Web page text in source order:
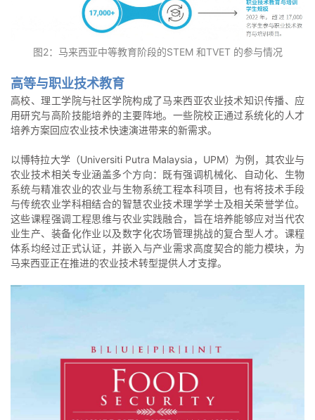
图2：马来西亚中等教育阶段的STEM 和TVET 的参与情况
高等与职业技术教育
高校、理工学院与社区学院构成了马来西亚农业技术知识传播、应
用研究与高阶技能培养的主要阵地。一些院校正通过系统化的人才
培养方案回应农业技术快速演进带来的新需求。
以博特拉大学（Universiti Putra Malaysia，UPM）为例，其农业与
农业技术相关专业涵盖多个方向：既有强调机械化、自动化、生物
系统与精准农业的农业与生物系统工程本科项目，也有将技术手段
与传统农业学科相结合的智慧农业技术理学学士及相关荣誉学位。
这些课程强调工程思维与农业实践融合，旨在培养能够应对当代农
业生产、装备化作业以及数字化农场管理挑战的复合型人才。课程
体系均经过正式认证，并嵌入与产业需求高度契合的能力模块，为
马来西亚正在推进的农业技术转型提供人才支撑。